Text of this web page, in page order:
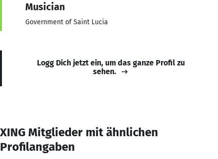
Musician
Government of Saint Lucia
Logg Dich jetzt ein, um das ganze Profil zu
sehen.
XING Mitglieder mit ähnlichen
Profilangaben